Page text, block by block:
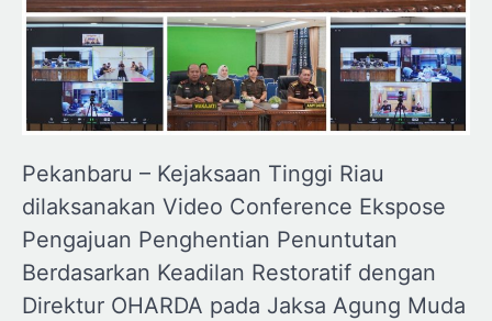
Pekanbaru – Kejaksaan Tinggi Riau
dilaksanakan Video Conference Ekspose
Pengajuan Penghentian Penuntutan
Berdasarkan Keadilan Restoratif dengan
Direktur OHARDA pada Jaksa Agung Muda